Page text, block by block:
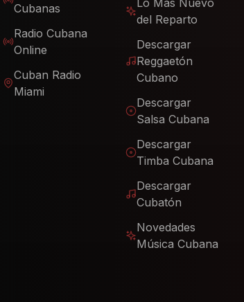
Cubanas
Radio Cubana
Online
Cuban Radio
Miami
Lo Más Nuevo
del Reparto
Descargar
Reggaetón
Cubano
Descargar
Salsa Cubana
Descargar
Timba Cubana
Descargar
Cubatón
Novedades
Música Cubana